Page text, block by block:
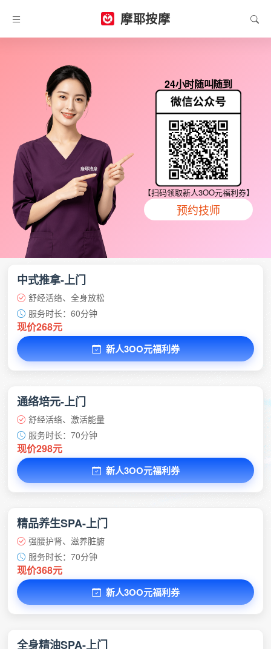
摩耶按摩
24小时随叫随到
【扫码领取新人3OO元福利券】
预约技师
中式推拿-上门
舒经活络、全身放松
服务时长：60分钟
现价268元
新人3OO元福利券
通络培元-上门
舒经活络、激活能量
服务时长：70分钟
现价298元
新人3OO元福利券
精品养生SPA-上门
强腰护肾、滋养脏腑
服务时长：70分钟
现价368元
新人3OO元福利券
全身精油SPA-上门